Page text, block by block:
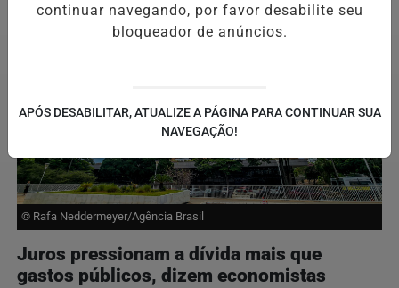
© Rafa Neddermeyer/Agência Brasil
Juros pressionam a dívida mais que
gastos públicos, dizem economistas
continuar navegando, por favor desabilite seu
bloqueador de anúncios.
APÓS DESABILITAR, ATUALIZE A PÁGINA PARA CONTINUAR SUA
NAVEGAÇÃO!